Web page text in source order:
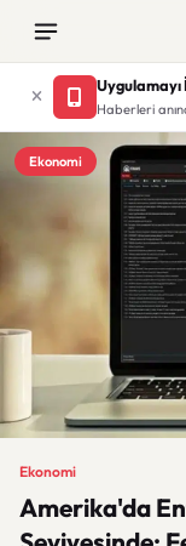
Haberleri
Ekonomi
Ekonomi
Amerika'da